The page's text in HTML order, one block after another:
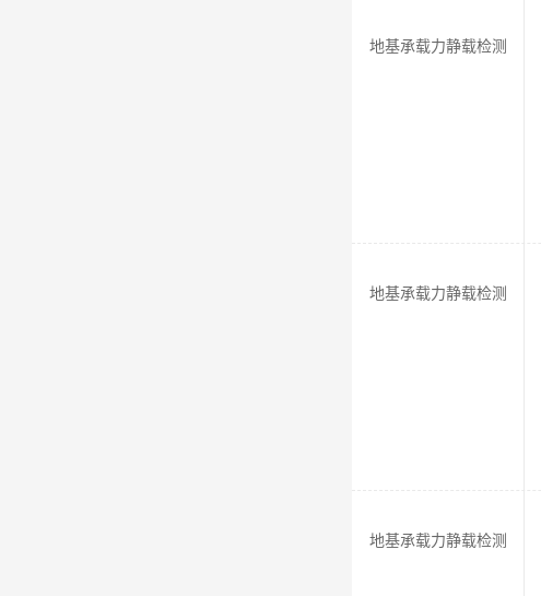
地基承载力静载检测
地基承载力静载检测
地基承载力静载检测